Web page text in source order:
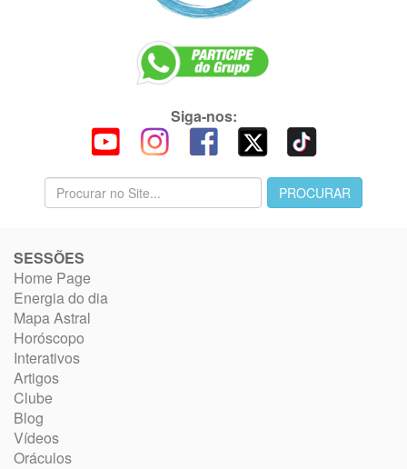
Siga-nos:
SESSÕES
Home Page
Energia do dia
Mapa Astral
Horóscopo
Interativos
Artigos
Clube
Blog
Vídeos
Oráculos